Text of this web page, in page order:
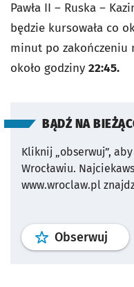
Pawła II – Ruska –
będzie kursowała co
minut po zakończeniu
około godziny 22:45.
BĄDŹ NA
Kliknij „obserwuj”,
Wrocławiu.
www.wroclaw.pl
Obserwuj profil